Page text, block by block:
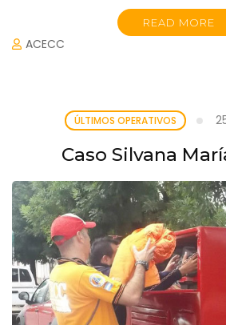
READ MORE
ACECC
ÚLTIMOS OPERATIVOS
Caso Silvana